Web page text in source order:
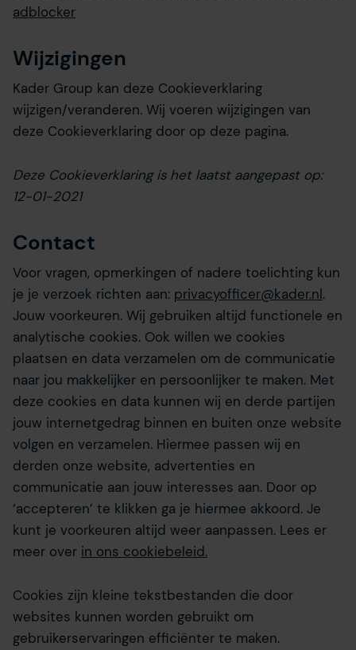
adblocker
Wijzigingen
Kader Group kan deze Cookieverklaring
wijzigen/veranderen. Wij voeren wijzigingen van
deze Cookieverklaring door op deze pagina.
Deze Cookieverklaring is het laatst aangepast op:
12-01-2021
Contact
Voor vragen, opmerkingen of nadere toelichting kun
je je verzoek richten aan: privacyofficer@kader.nl.
Jouw voorkeuren. Wij gebruiken altijd functionele en
analytische cookies. Ook willen we cookies
plaatsen en data verzamelen om de communicatie
naar jou makkelijker en persoonlijker te maken. Met
deze cookies en data kunnen wij en derde partijen
jouw internetgedrag binnen en buiten onze website
volgen en verzamelen. Hiermee passen wij en
derden onze website, advertenties en
communicatie aan jouw interesses aan. Door op
‘accepteren’ te klikken ga je hiermee akkoord. Je
kunt je voorkeuren altijd weer aanpassen. Lees er
meer over in ons cookiebeleid.
Cookies zijn kleine tekstbestanden die door
websites kunnen worden gebruikt om
gebruikerservaringen efficiënter te maken.